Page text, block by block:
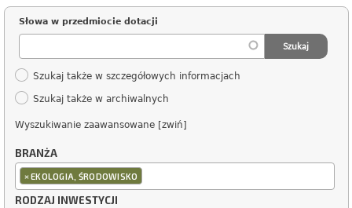
Słowa w przedmiocie dotacji
Szukaj także w szczegółowych informacjach
Szukaj także w archiwalnych
Wyszukiwanie zaawansowane [zwiń]
BRANŻA
×EKOLOGIA, ŚRODOWISKO
RODZAJ INWESTYCJI